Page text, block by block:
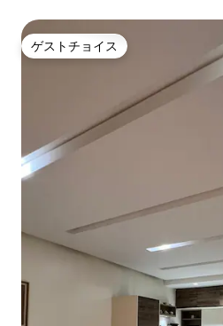
ゲストチョイス
ゲストチョイス